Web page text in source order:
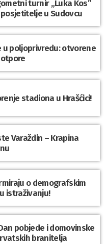
turnir „Luka Kos”
u Sudovcu
u poljoprivredu: otvorene
stadiona u Hrašćici!
Varaždin – Krapina
o demografskim
istraživanju!
pobjede i domovinske
branitelja